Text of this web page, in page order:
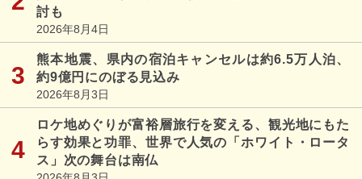
討も
2026年8月4日
熊本地震、県内の宿泊キャンセルは約6.5万人泊、
約9億円にのぼる見込み
2026年8月3日
ロケ地めぐりが富裕層旅行を変える、観光地にもた
らす効果と功罪、世界で人気の「ホワイト・ロータ
ス」次の舞台は南仏